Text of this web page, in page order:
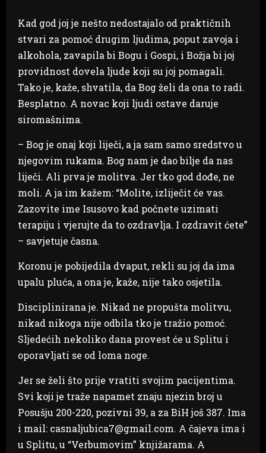
Kad god joj je nešto nedostajalo od praktičnih
stvari za pomoć drugim ljudima, poput zavoja i
alkohola, zavapila bi Bogu i Gospi, i Božja bi joj
providnost dovela ljude koji su joj pomagali.
Tako je, kaže, shvatila, da Bog želi da ona to radi.
Besplatno. A novac koji ljudi ostave daruje
siromašnima.
– Bog je onaj koji liječi, a ja sam samo sredstvo u
njegovim rukama. Bog nam je dao bilje da nas
liječi. Ali prva je molitva. Jer tko god dođe, ne
moli. A ja im kažem: “Molite, izliječit će vas.
Zazovite ime Isusovo kad počnete uzimati
terapiju i vjerujte da to ozdravlja. I ozdravit ćete”
– savjetuje časna.
Koronu je pobijedila dvaput, rekli su joj da ima
upalu pluća, a ona je, kaže, nije tako osjetila.
Disciplinirana je. Nikad ne propušta molitvu,
nikad nikoga nije odbila tko je tražio pomoć.
Sljedećih nekoliko dana provest će u Splitu i
oporavljati se od loma noge.
Jer se želi što prije vratiti svojim pacijentima.
Svi koji je traže napamet znaju njezin broj u
Posušju 200-220, pozivni 39, a za BiH još 387. Ima
i mail: casnaljubica7@gmail.com. A čajeva ima i
u Splitu, u “Verbumovim” knjižarama. A